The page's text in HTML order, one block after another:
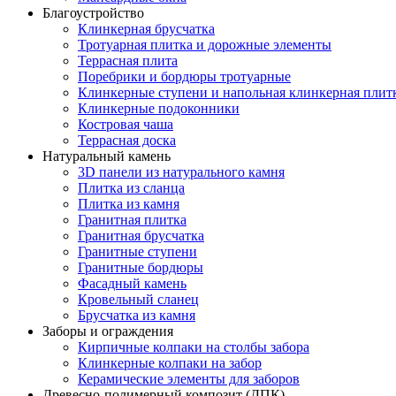
Благоустройство
Клинкерная брусчатка
Тротуарная плитка и дорожные элементы
Террасная плита
Поребрики и бордюры тротуарные
Клинкерные ступени и напольная клинкерная
Клинкерные подоконники
Костровая чаша
Террасная доска
Натуральный камень
3D панели из натурального камня
Плитка из сланца
Плитка из камня
Гранитная плитка
Гранитная брусчатка
Гранитные ступени
Гранитные бордюры
Фасадный камень
Кровельный сланец
Брусчатка из камня
Заборы и ограждения
Кирпичные колпаки на столбы забора
Клинкерные колпаки на забор
Керамические элементы для заборов